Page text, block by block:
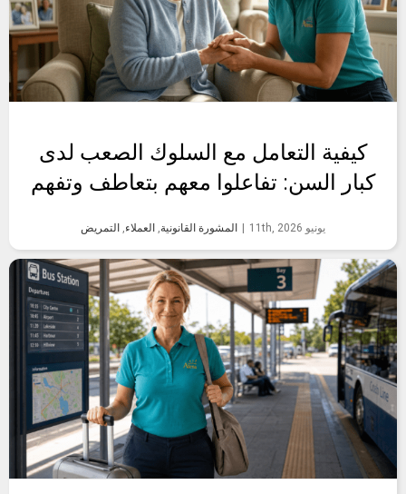
كيفية التعامل مع السلوك الصعب لدى
كبار السن: تفاعلوا معهم بتعاطف وتفهم
يونيو 11th, 2026 المشورة القانونية, العملاء, التمريض